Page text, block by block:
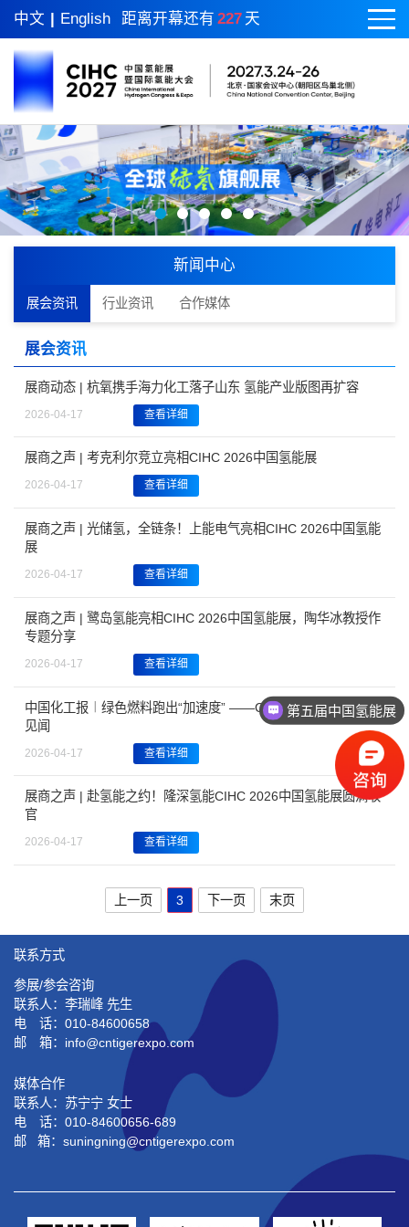
中文 | English 距离开幕还有 227 天
新闻中心
展会资讯 行业资讯 合作媒体
展会资讯
展商动态 | 杭氧携手海力化工落子山东 氢能产业版图再扩容
2026-04-17 查看详细
展商之声 | 考克利尔竞立亮相CIHC 2026中国氢能展
2026-04-17 查看详细
展商之声 | 光储氢，全链条！上能电气亮相CIHC 2026中国氢能
展
2026-04-17 查看详细
展商之声 | 鹭岛氢能亮相CIHC 2026中国氢能展，陶华冰教授作
专题分享
2026-04-17 查看详细
中国化工报︱绿色燃料跑出“加速度” ——CIHC 2026中国氢能展
见闻
2026-04-17 查看详细
展商之声 | 赴氢能之约！隆深氢能CIHC 2026中国氢能展圆满收
官
2026-04-17 查看详细
上一页 3 下一页 末页
联系方式
参展/参会咨询
联系人：李瑞峰 先生
电 话：010-84600658
邮 箱：info@cntigerexpo.com
媒体合作
联系人：苏宁宁 女士
电 话：010-84600656-689
邮 箱：suningning@cntigerexpo.com
第五届中国氢能展